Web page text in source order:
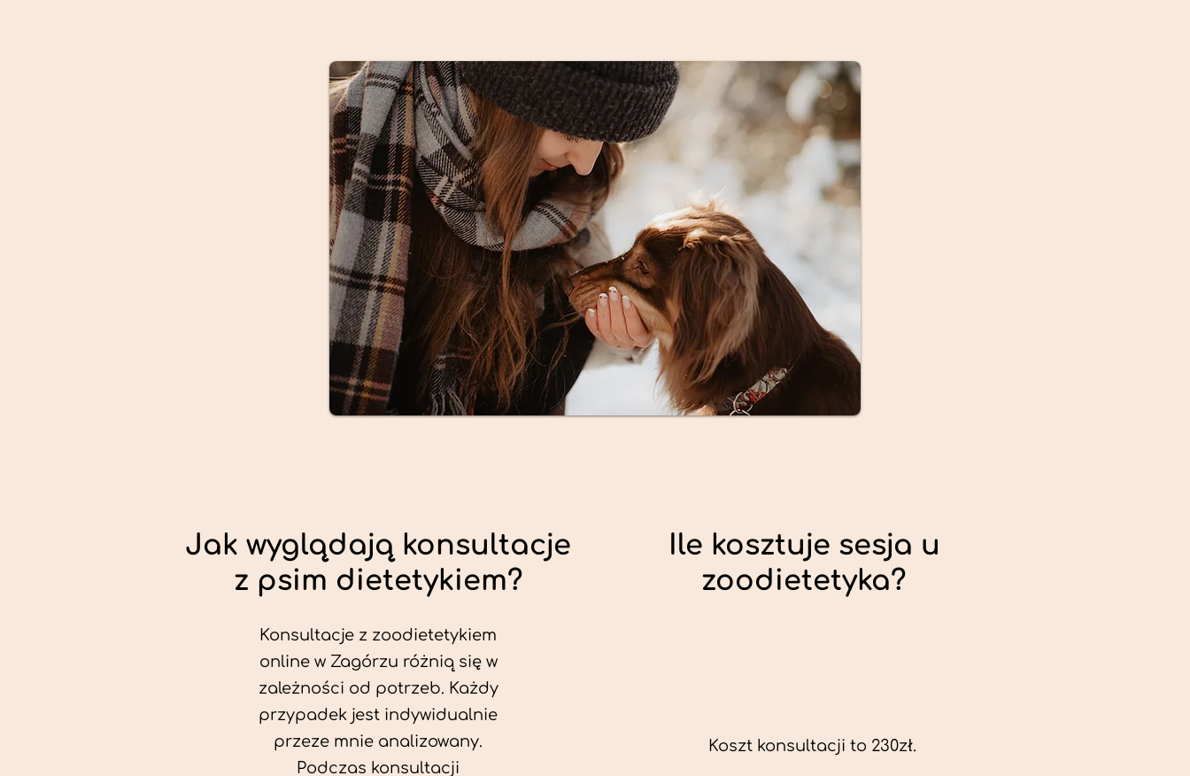
Jak wyglądają konsultacje
z psim dietetykiem?
Konsultacje z zoodietetykiem
online w Zagórzu różnią się w
zależności od potrzeb. Każdy
przypadek jest indywidualnie
przeze mnie analizowany.
Podczas konsultacji
Ile kosztuje sesja u
zoodietetyka?
Koszt konsultacji to 230zł.